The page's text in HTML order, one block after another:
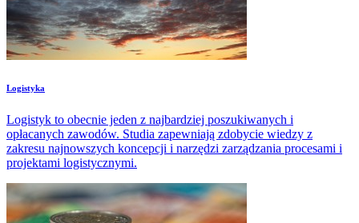
Logistyka
Logistyk to obecnie jeden z najbardziej poszukiwanych i
opłacanych zawodów. Studia zapewniają zdobycie wiedzy z
zakresu najnowszych koncepcji i narzędzi zarządzania procesami i
projektami logistycznymi.